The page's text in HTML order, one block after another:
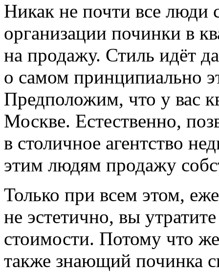
Никак не почти все люди
организации починки в
на продажу. Стиль идёт
о самом принципиально
Предположим, что у вас
Москве. Естественно,
в столичное агентство
этим людям продажу
Только при всем этом,
не эстетично, вы
стоимости. Потому что
также знающий починка